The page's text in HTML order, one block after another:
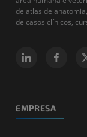
de atlas de
de casos clínicos,
EMPRESA